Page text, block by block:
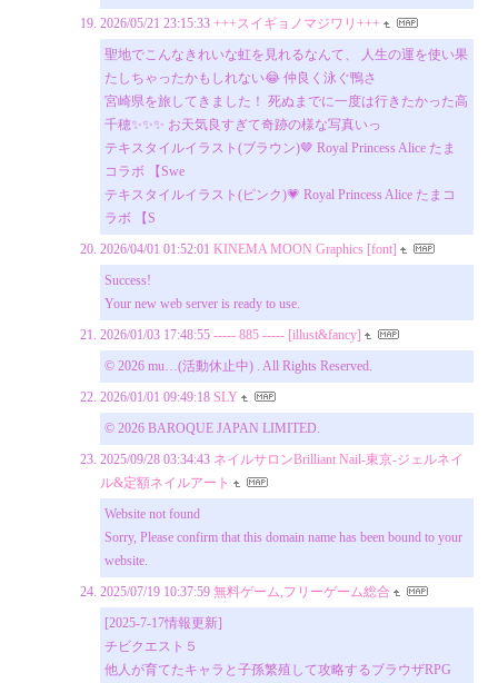
2026/05/21 23:15:33 +++スイギョノマジワリ+++
聖地でこんなきれいな虹を見れるなんて、 人生の運を使い果
たしちゃったかもしれない😂 仲良く泳ぐ鴨さ
宮崎県を旅してきました！ 死ぬまでに一度は行きたかった高
千穂✨✨✨ お天気良すぎて奇跡の様な写真いっ
テキスタイルイラスト(ブラウン)🤎 Royal Princess Alice たま
コラボ 【Swe
テキスタイルイラスト(ピンク)💗 Royal Princess Alice たまコ
ラボ 【S
2026/04/01 01:52:01 KINEMA MOON Graphics [font]
Success!
Your new web server is ready to use.
2026/01/03 17:48:55 ----- 885 ----- [illust&fancy]
© 2026 mu…(活動休止中) . All Rights Reserved.
2026/01/01 09:49:18 SLY
© 2026 BAROQUE JAPAN LIMITED.
2025/09/28 03:34:43 ネイルサロンBrilliant Nail-東京-ジェルネイ
ル&定額ネイルアート
Website not found
Sorry, Please confirm that this domain name has been bound to your
website.
2025/07/19 10:37:59 無料ゲーム,フリーゲーム総合
[2025-7-17情報更新]
チビクエスト５
他人が育てたキャラと子孫繁殖して攻略するブラウザRPG